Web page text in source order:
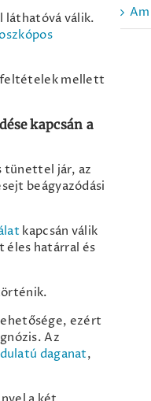
láthatóvá válik.
feltételek mellett
kapcsán a
tünettel jár, az
beágyazódási
kapcsán válik
éles határral és
ezért
Az
daganat,